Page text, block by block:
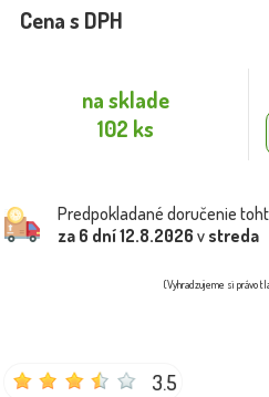
Cena s DPH
na sklade
102 ks
Predpokladané doručenie
za 6 dní12.8.2026 v streda
(Vyhradzujeme si právo
3.5